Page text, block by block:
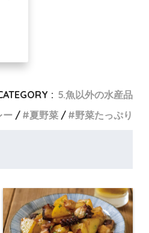
: 5.魚以外の水産品
ー 夏野菜 野菜たっぷり